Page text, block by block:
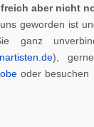
aber nicht
geworden ist
ganz
),
oder besuchen